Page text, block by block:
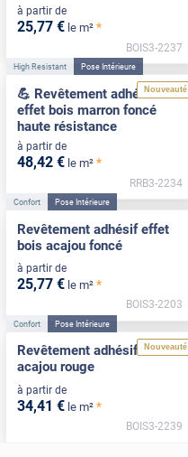
à partir de
25,77 € le m² *
BOIS3-2237
Nouveauté
High Resistant Pose Intérieure
💪 Revêtement adhésif
effet bois marron foncé
haute résistance
à partir de
48,42 € le m² *
RRB3-2234
Confort Pose Intérieure
Revêtement adhésif effet
bois acajou foncé
à partir de
25,77 € le m² *
BOIS3-2203
Nouveauté
Confort Pose Intérieure
Revêtement adhésif bois
acajou rouge
à partir de
34,41 € le m² *
BOIS3-2239